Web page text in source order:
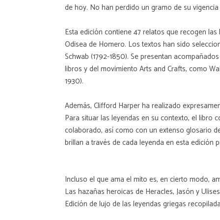
de hoy. No han perdido un gramo de su
Esta edición contiene 47 relatos que recogen
Odisea de Homero. Los textos han sido
Schwab (1792-1850). Se presentan
libros y del movimiento Arts and Crafts, como
1930).
Además, Clifford Harper ha realizado
Para situar las leyendas en su contexto, el libro
colaborado, así como con un extenso glosario
brillan a través de cada leyenda en esta edición
Incluso el que ama el mito es, en cierto modo,
Las hazañas heroicas de Heracles, Jasón y
Edición de lujo de las leyendas griegas